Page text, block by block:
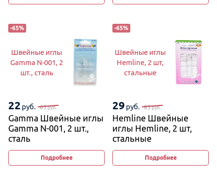
-65%
Швейные иглы
Gamma N-001, 2
шт., сталь
22 руб. 63руб.
Gamma Швейные иглы
Gamma N-001, 2 шт.,
сталь
Подробнее
-65%
Швейные иглы
Hemline, 2 шт,
стальные
29 руб. 83руб.
Hemline Швейные
иглы Hemline, 2 шт,
стальные
Подробнее